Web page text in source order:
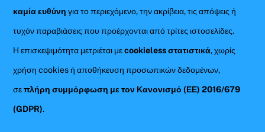
καμία ευθύνη για το περιεχόμενο, την ακρίβεια, τις απόψεις ή
τυχόν παραβιάσεις που προέρχονται από τρίτες ιστοσελίδες.
Η επισκεψιμότητα μετριέται μεcookieless στατιστικά, χωρίς
χρήση cookies ή αποθήκευση προσωπικών δεδομένων,
σεπλήρη συμμόρφωση με τον Κανονισμό (ΕΕ) 2016/679
(GDPR).